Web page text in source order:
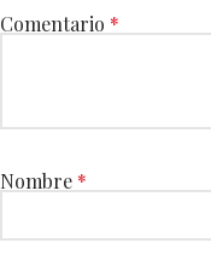
Comentario *
Nombre *